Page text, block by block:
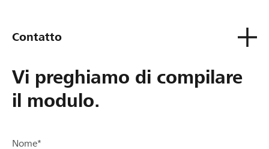
Contatto
Vi preghiamo di compilare
il modulo.
Nome*